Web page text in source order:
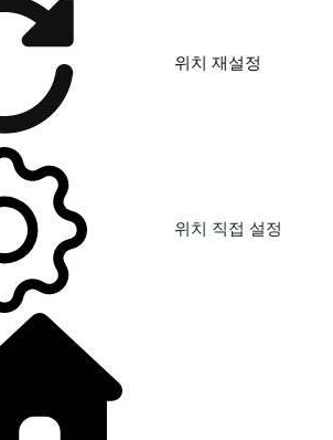
위치 재설정
위치 직접 설정